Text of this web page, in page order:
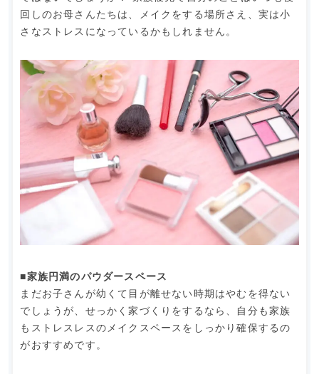
回しのお母さんたちは、メイクをする場所さえ、実は小
さなストレスになっているかもしれません。
■家族円満のパウダースペース
まだお子さんが幼くて目が離せない時期はやむを得ない
でしょうが、せっかく家づくりをするなら、自分も家族
もストレスレスのメイクスペースをしっかり確保するの
がおすすめです。